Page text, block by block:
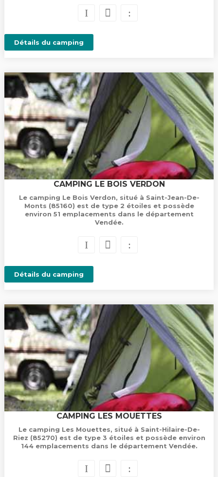
Détails du camping
CAMPING LE BOIS VERDON
Le camping Le Bois Verdon, situé à Saint-Jean-De-
Monts (85160) est de type 2 étoiles et possède
environ 51 emplacements dans le département
Vendée.
Détails du camping
CAMPING LES MOUETTES
Le camping Les Mouettes, situé à Saint-Hilaire-De-
Riez (85270) est de type 3 étoiles et possède environ
144 emplacements dans le département Vendée.